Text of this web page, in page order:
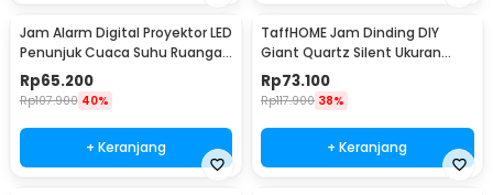
Jam Alarm Digital Proyektor LED
Penunjuk Cuaca Suhu Ruangan
- 8190
Rp65.200
Rp107.900 40%
+ Keranjang
TaffHOME Jam Dinding DIY
Giant Quartz Silent Ukuran
Besar 90-100cm - DIY-101
Rp73.100
Rp117.900 38%
+ Keranjang